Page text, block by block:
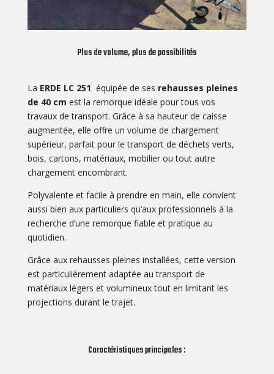
Plus de volume, plus de possibilités
La ERDE LC 251 équipée de ses rehausses pleines
de 40 cm est la remorque idéale pour tous vos
travaux de transport. Grâce à sa hauteur de caisse
augmentée, elle offre un volume de chargement
supérieur, parfait pour le transport de déchets verts,
bois, cartons, matériaux, mobilier ou tout autre
chargement encombrant.
Polyvalente et facile à prendre en main, elle convient
aussi bien aux particuliers qu’aux professionnels à la
recherche d’une remorque fiable et pratique au
quotidien.
Grâce aux rehausses pleines installées, cette version
est particulièrement adaptée au transport de
matériaux légers et volumineux tout en limitant les
projections durant le trajet.
Caractéristiques principales :